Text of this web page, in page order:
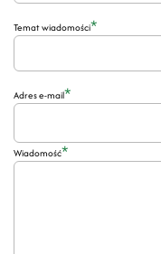
Temat wiadomości*
Adres e-mail*
Wiadomość*